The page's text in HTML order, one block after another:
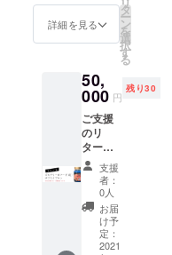
ディン
グ終了
ます。
工場の
混雑状
況に
よって
はお届
け日程
が多少
前後す
る可能
性があ
ります
ので、
入くだ
さい。
方は、
お申し
付けい
ただけ
れば
PDF
ファイ
ルにて
お送り
致しま
す。 ※
生産数
調整の
ティ用1
個をお
届けし
ます。
は理美
容サロ
ン、小
売店様
向け卸
売プラ
ンで
す。お
申し込
みの折
には貴
店のお
名前を
詳細を見る
タ
ー
ン
を
選
択
す
る
50,
000 円
残り30
ご支援
のリ
ターン
品とし
て、ピ
カデ
リー
No.1ポ
マード
(改)×1
支援
者：
0人
お届
け予
定：
2021